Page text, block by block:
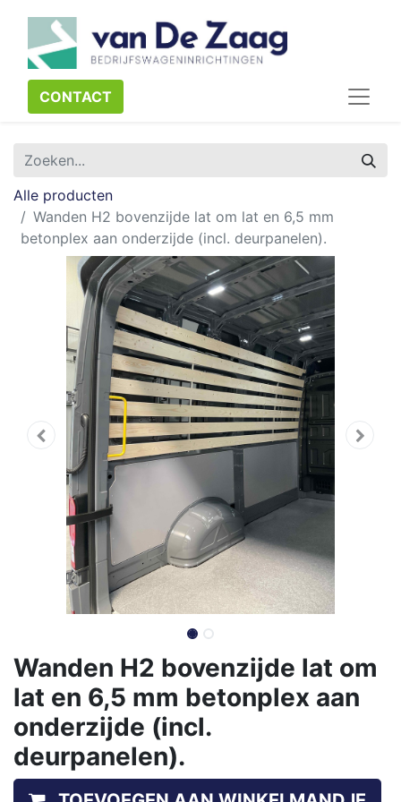
CONTACT​​​​
Alle producten
Wanden H2 bovenzijde lat om lat en 6,5 mm
betonplex aan onderzijde (incl. deurpanelen).
Wanden H2 bovenzijde lat om
lat en 6,5 mm betonplex aan
onderzijde (incl.
deurpanelen).